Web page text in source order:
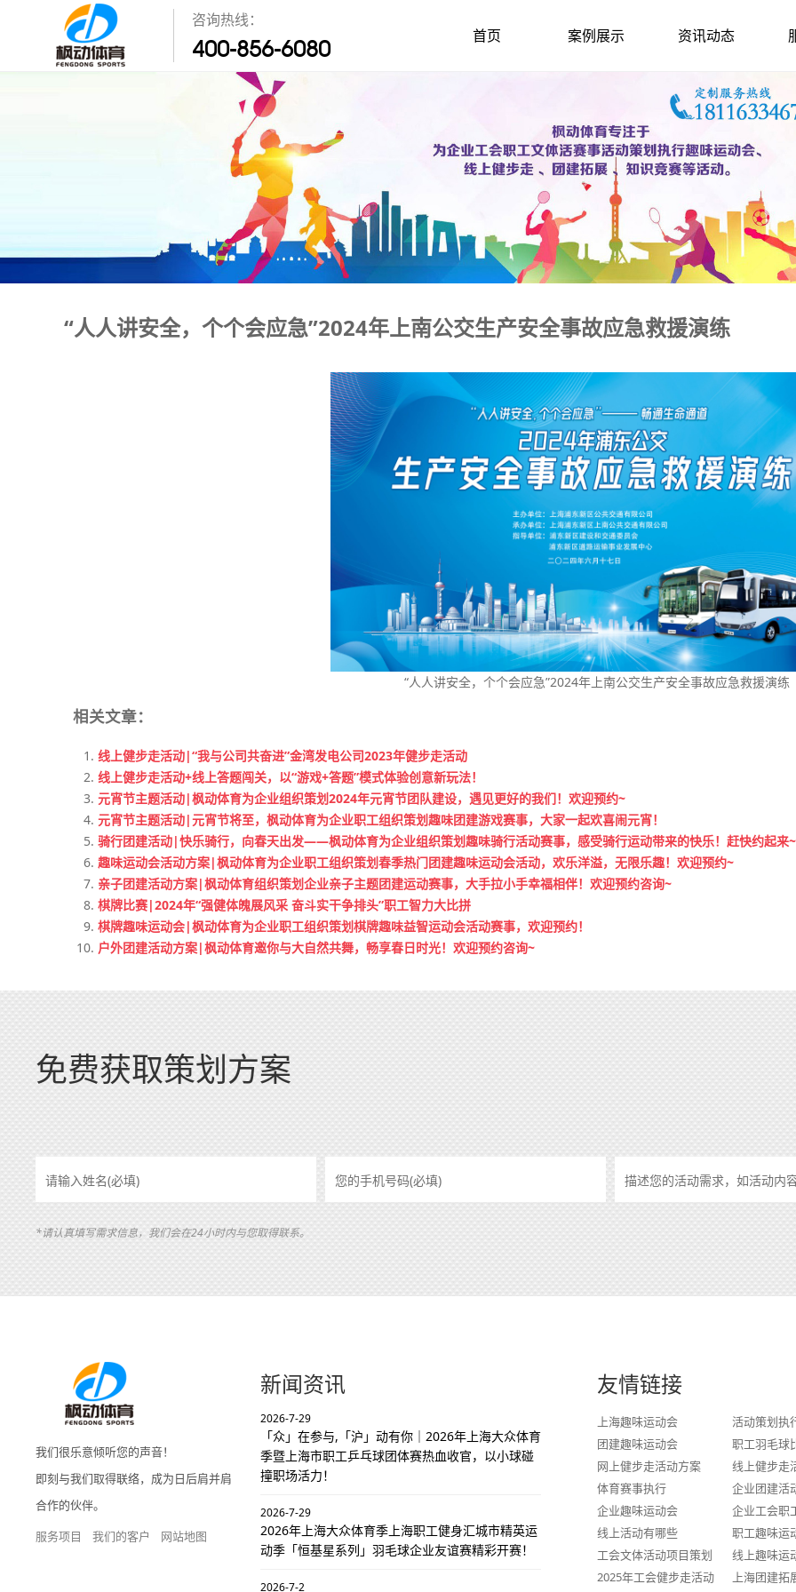
咨询热线：
400-856-6080 首页 案例展示 资讯动态
“人人讲安全，个个会应急”2024年上南公交生产安全事故应急救援演练
2024-6-21
“人人讲安全，个个会应急”2024年上南公交生产安全事故应急救援演练
相关文章：
线上健步走活动|“我与公司共奋进”金湾发电公司2023年健步走活动
线上健步走活动+线上答题闯关，以“游戏+答题”模式体验创意新玩法！
元宵节主题活动|枫动体育为企业组织策划2024年元宵节团队建设，遇见更好的我们！欢迎预约~
元宵节主题活动|元宵节将至，枫动体育为企业职工组织策划趣味团建游戏赛事，大家一起欢喜闹元宵！
骑行团建活动|快乐骑行，向春天出发——枫动体育为企业组织策划趣味骑行活动赛事，感受骑行运动带来的快乐！赶快约起来~
趣味运动会活动方案|枫动体育为企业职工组织策划春季热门团建趣味运动会活动，欢乐洋溢，无限乐趣！欢迎预约~
亲子团建活动方案|枫动体育组织策划企业亲子主题团建运动赛事，大手拉小手幸福相伴！欢迎预约咨询~
棋牌比赛|2024年“强健体魄展风采 奋斗实干争排头”职工智力大比拼
棋牌趣味运动会|枫动体育为企业职工组织策划棋牌趣味益智运动会活动赛事，欢迎预约！
户外团建活动方案|枫动体育邀你与大自然共舞，畅享春日时光！欢迎预约咨询~
免费获取策划方案
*请认真填写需求信息，我们会在24小时内与您取得联系。
我们很乐意倾听您的声音！
即刻与我们取得联络，成为日后肩并肩
合作的伙伴。
服务项目
我们的客户 网站地图
新闻资讯
2026-7-29
「众」在参与,「沪」动有你｜2026年上海大众体育
季暨上海市职工乒乓球团体赛热血收官，以小球碰
撞职场活力！
2026-7-29
2026年上海大众体育季上海职工健身汇城市精英运
动季「恒基星系列」羽毛球企业友谊赛精彩开赛！
2026-7-2
友情链接
上海趣味运动会
活动策划执
团建趣味运动会
职工羽毛球
网上健步走活动方案
线上健步走
体育赛事执行
企业团建活
企业趣味运动会
企业工会职
线上活动有哪些
职工趣味运
工会文体活动项目策划
线上趣味运
2025年工会健步走活动
上海团建拓